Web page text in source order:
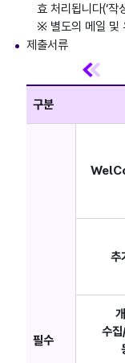
효 처리됩니다(‘작
※ 별도의 메일 및
제출서류
구분
필수
추
수